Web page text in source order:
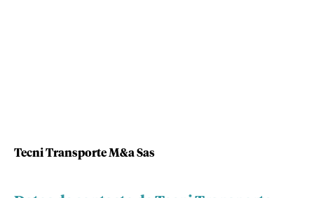
Tecni Transporte M&a Sas